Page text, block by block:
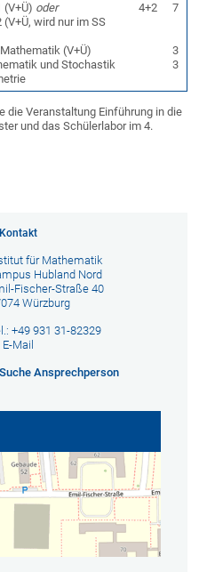
oder
wird nur im SS
(V+Ü)
und Stochastik
4+2 7
3
3
die Veranstaltung Einführung in die
und das Schülerlabor im 4.
Kontakt
für Mathematik
Hubland Nord
Fischer-Straße 40
Würzburg
+49 931 31-82329
E-Mail
Suche Ansprechperson